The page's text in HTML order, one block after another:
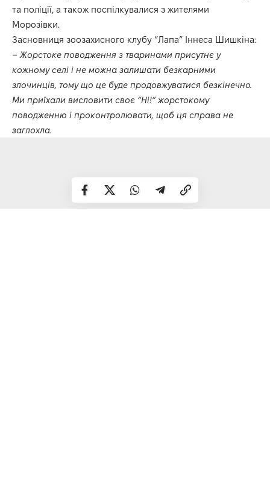
та поліції, а також поспілкувалися з жителями
Морозівки.
Засновниця зоозахисного клубу “Лапа” Іннеса Шишкіна:
– Жорстоке поводження з тваринами присутнє у
кожному селі і не можна залишати безкарними
злочинців, тому що це буде продовжуватися безкінечно.
Ми приїхали висловити своє “Ні!” жорстокому
поводженню і проконтролювати, щоб ця справа не
заглохла.